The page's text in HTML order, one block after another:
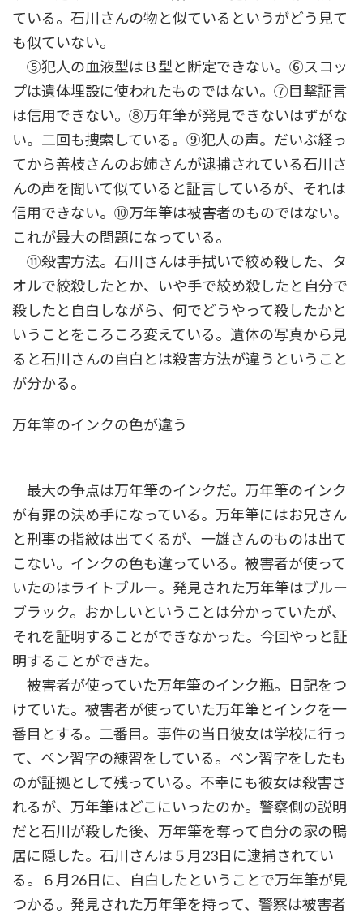
ている。石川さんの物と似ているというがどう見て
も似ていない。
⑤犯人の血液型はＢ型と断定できない。⑥スコッ
プは遺体埋設に使われたものではない。⑦目撃証言
は信用できない。⑧万年筆が発見できないはずがな
い。二回も捜索している。⑨犯人の声。だいぶ経っ
てから善枝さんのお姉さんが逮捕されている石川さ
んの声を聞いて似ていると証言しているが、それは
信用できない。⑩万年筆は被害者のものではない。
これが最大の問題になっている。
⑪殺害方法。石川さんは手拭いで絞め殺した、タ
オルで絞殺したとか、いや手で絞め殺したと自分で
殺したと自白しながら、何でどうやって殺したかと
いうことをころころ変えている。遺体の写真から見
ると石川さんの自白とは殺害方法が違うということ
が分かる。
万年筆のインクの色が違う
最大の争点は万年筆のインクだ。万年筆のインク
が有罪の決め手になっている。万年筆にはお兄さん
と刑事の指紋は出てくるが、一雄さんのものは出て
こない。インクの色も違っている。被害者が使って
いたのはライトブルー。発見された万年筆はブルー
ブラック。おかしいということは分かっていたが、
それを証明することができなかった。今回やっと証
明することができた。
被害者が使っていた万年筆のインク瓶。日記をつ
けていた。被害者が使っていた万年筆とインクを一
番目とする。二番目。事件の当日彼女は学校に行っ
て、ペン習字の練習をしている。ペン習字をしたも
のが証拠として残っている。不幸にも彼女は殺害さ
れるが、万年筆はどこにいったのか。警察側の説明
だと石川が殺した後、万年筆を奪って自分の家の鴨
居に隠した。石川さんは５月23日に逮捕されてい
る。６月26日に、自白したということで万年筆が見
つかる。発見された万年筆を持って、警察は被害者